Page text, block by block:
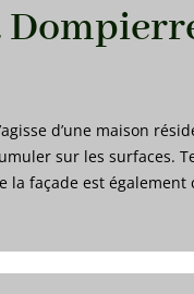
d’une maison
sur les surfaces.
la façade est